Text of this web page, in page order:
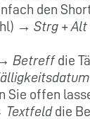
den
→ Strg + Alt
Betreff die
Sie offen
Textfelddie